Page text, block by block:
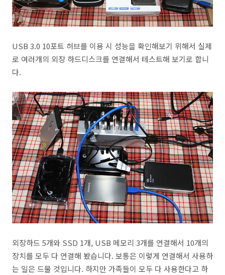
USB 3.0 10포트 허브를 이용 시 성능을 확인해보기 위해서 실제
로 여러개의 외장 하드디스크를 연결해서 테스트해 보기로 합니
다.
외장하드 5개와 SSD 1개, USB 메모리 3개를 연결해서 10개의
장치를 모두 다 연결해 봤습니다. 보통은 이렇게 연결해서 사용하
는 일은 드물 것입니다. 하지만 가족들이 모두 다 사용한다고 하